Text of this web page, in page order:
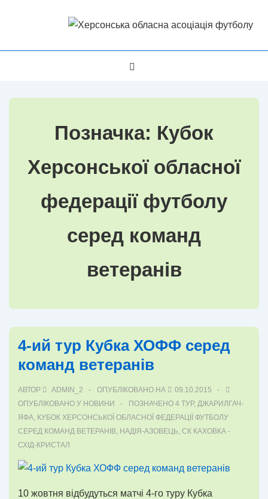
Позначка: Кубок
Херсонської обласної
федерації футболу
серед команд
ветеранів
4-ий тур Кубка ХОФФ серед
команд ветеранів
АВТОР ADMIN_2 ОПУБЛІКОВАНО НА
09.10.2015
ОПУБЛІКОВАНО У НОВИНИ ПОЗНАЧЕНО 4 ТУР, ДЖАРИЛГАЧ-
ЯФА, КУБОК ХЕРСОНСЬКОЇ ОБЛАСНОЇ ФЕДЕРАЦІЇ ФУТБОЛУ
СЕРЕД КОМАНД ВЕТЕРАНІВ, НАДІЯ-АЗОВЕЦЬ, СК КАХОВКА -
СХІД-КРИСТАЛ
10 жовтня відбудуться матчі 4-го туру Кубка